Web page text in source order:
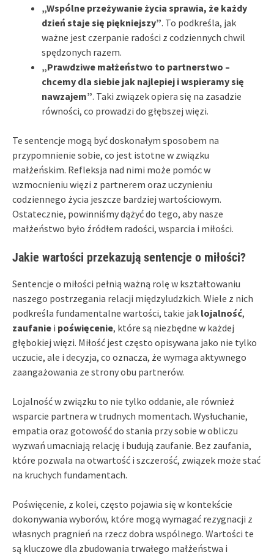
„Wspólne przeżywanie życia sprawia, że każdy
dzień staje się piękniejszy”. To podkreśla, jak
ważne jest czerpanie radości z codziennych chwil
spędzonych razem.
„Prawdziwe małżeństwo to partnerstwo –
chcemy dla siebie jak najlepiej i wspieramy się
nawzajem”. Taki związek opiera się na zasadzie
równości, co prowadzi do głębszej więzi.
Te sentencje mogą być doskonałym sposobem na
przypomnienie sobie, co jest istotne w związku
małżeńskim. Refleksja nad nimi może pomóc w
wzmocnieniu więzi z partnerem oraz uczynieniu
codziennego życia jeszcze bardziej wartościowym.
Ostatecznie, powinniśmy dążyć do tego, aby nasze
małżeństwo było źródłem radości, wsparcia i miłości.
Jakie wartości przekazują sentencje o miłości?
Sentencje o miłości pełnią ważną rolę w kształtowaniu
naszego postrzegania relacji międzyludzkich. Wiele z nich
podkreśla fundamentalne wartości, takie jak lojalność,
zaufanie i poświęcenie, które są niezbędne w każdej
głębokiej więzi. Miłość jest często opisywana jako nie tylko
uczucie, ale i decyzja, co oznacza, że wymaga aktywnego
zaangażowania ze strony obu partnerów.
Lojalność w związku to nie tylko oddanie, ale również
wsparcie partnera w trudnych momentach. Wysłuchanie,
empatia oraz gotowość do stania przy sobie w obliczu
wyzwań umacniają relację i budują zaufanie. Bez zaufania,
które pozwala na otwartość i szczerość, związek może stać
na kruchych fundamentach.
Poświęcenie, z kolei, często pojawia się w kontekście
dokonywania wyborów, które mogą wymagać rezygnacji z
własnych pragnień na rzecz dobra wspólnego. Wartości te
są kluczowe dla zbudowania trwałego małżeństwa i